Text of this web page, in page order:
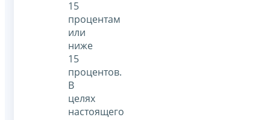
15
процентам
или
ниже
15
процентов.
В
целях
настоящего